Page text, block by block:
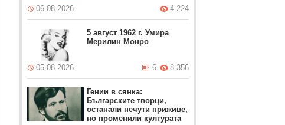
06.08.2026
4 224
5 август 1962 г. Умира
Мерилин Монро
05.08.2026 8 356
6
Гении в сянка:
Българските творци,
останали нечути приживе,
но променили културата